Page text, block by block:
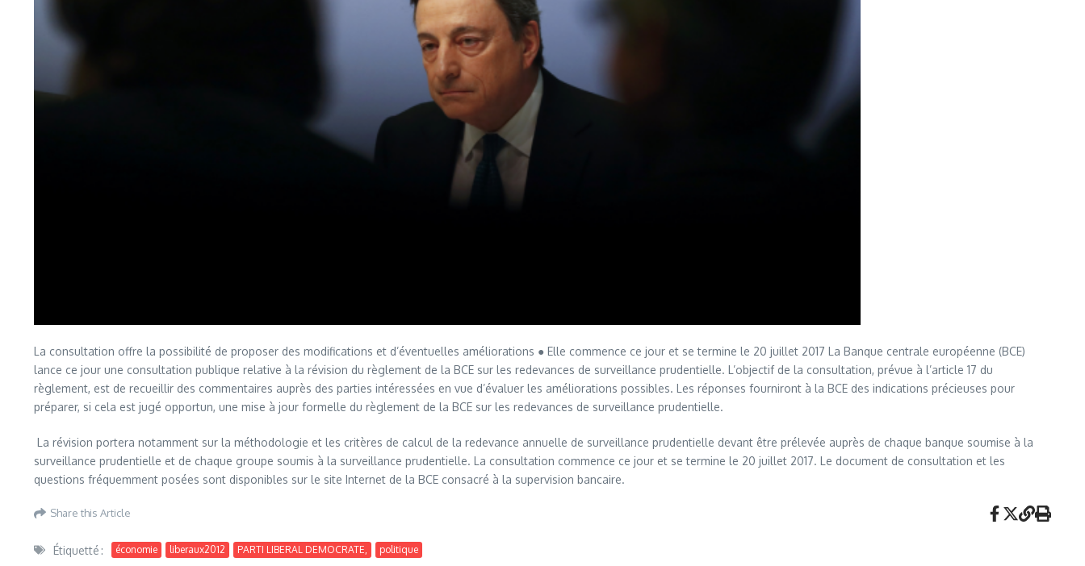
La consultation offre la possibilité de proposer des modifications et d’éventuelles améliorations ● Elle commence ce jour et se termine le 20 juillet 2017 La Banque centrale européenne (BCE)
lance ce jour une consultation publique relative à la révision du règlement de la BCE sur les redevances de surveillance prudentielle. L’objectif de la consultation, prévue à l’article 17 du
règlement, est de recueillir des commentaires auprès des parties intéressées en vue d’évaluer les améliorations possibles. Les réponses fourniront à la BCE des indications précieuses pour
préparer, si cela est jugé opportun, une mise à jour formelle du règlement de la BCE sur les redevances de surveillance prudentielle.
La révision portera notamment sur la méthodologie et les critères de calcul de la redevance annuelle de surveillance prudentielle devant être prélevée auprès de chaque banque soumise à la
surveillance prudentielle et de chaque groupe soumis à la surveillance prudentielle. La consultation commence ce jour et se termine le 20 juillet 2017. Le document de consultation et les
questions fréquemment posées sont disponibles sur le site Internet de la BCE consacré à la supervision bancaire.
Share this Article
Étiquetté : économie liberaux2012 PARTI LIBERAL DEMOCRATE, politique